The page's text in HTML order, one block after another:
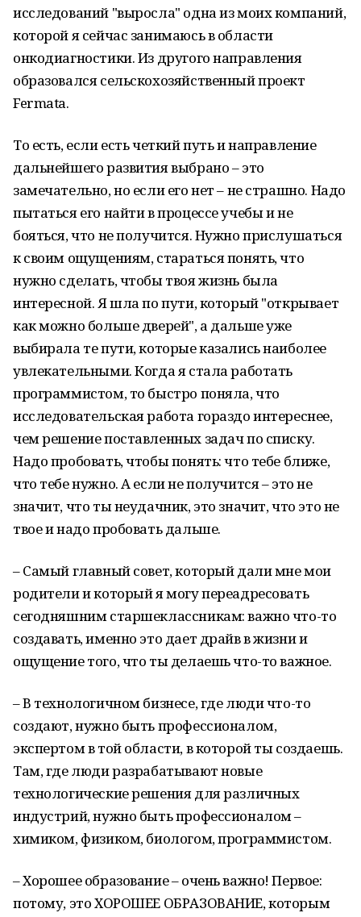
исследований "выросла" одна из моих компаний,
которой я сейчас занимаюсь в области
онкодиагностики. Из другого направления
образовался сельскохозяйственный проект
Fermata.
То есть, если есть четкий путь и направление
дальнейшего развития выбрано – это
замечательно, но если его нет – не страшно. Надо
пытаться его найти в процессе учебы и не
бояться, что не получится. Нужно прислушаться
к своим ощущениям, стараться понять, что
нужно сделать, чтобы твоя жизнь была
интересной. Я шла по пути, который "открывает
как можно больше дверей", а дальше уже
выбирала те пути, которые казались наиболее
увлекательными. Когда я стала работать
программистом, то быстро поняла, что
исследовательская работа гораздо интереснее,
чем решение поставленных задач по списку.
Надо пробовать, чтобы понять: что тебе ближе,
что тебе нужно. А если не получится – это не
значит, что ты неудачник, это значит, что это не
твое и надо пробовать дальше.
– Самый главный совет, который дали мне мои
родители и который я могу переадресовать
сегодняшним старшеклассникам: важно что-то
создавать, именно это дает драйв в жизни и
ощущение того, что ты делаешь что-то важное.
– В технологичном бизнесе, где люди что-то
создают, нужно быть профессионалом,
экспертом в той области, в которой ты создаешь.
Там, где люди разрабатывают новые
технологические решения для различных
индустрий, нужно быть профессионалом –
химиком, физиком, биологом, программистом.
– Хорошее образование – очень важно! Первое:
потому, это ХОРОШЕЕ ОБРАЗОВАНИЕ, которым